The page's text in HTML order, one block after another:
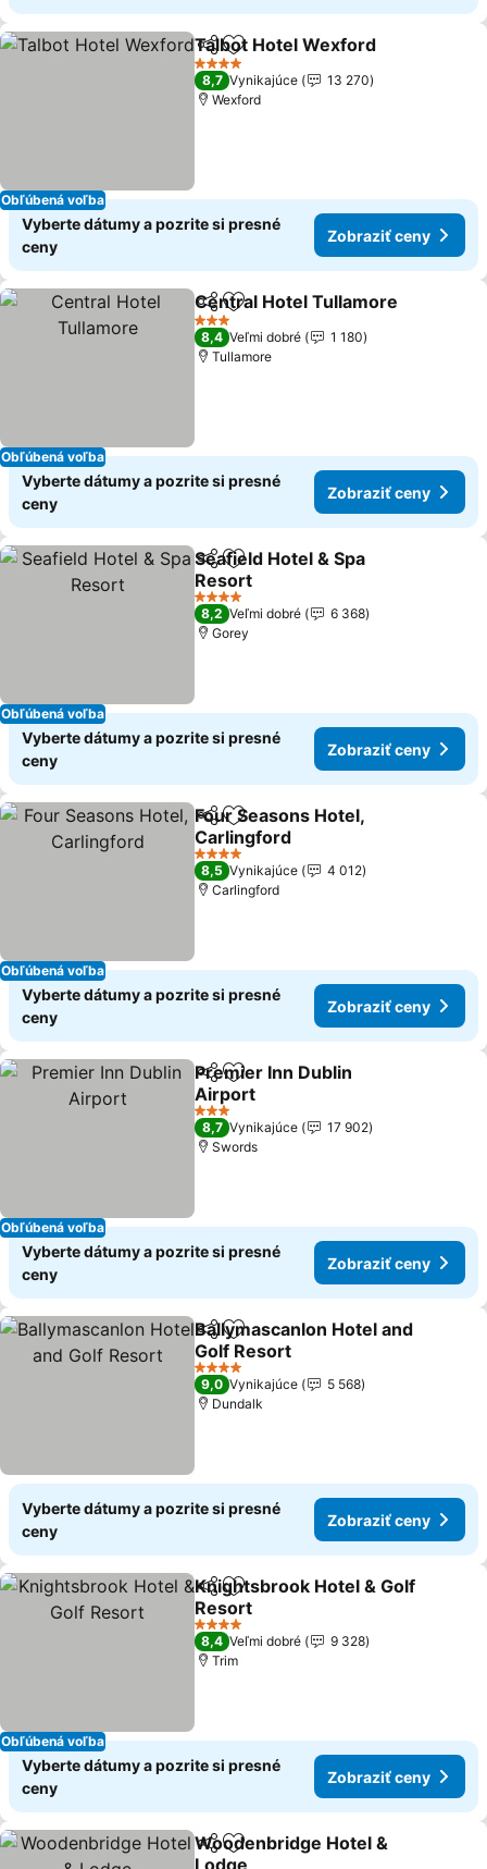
Obľúbená voľba
ZdieľaťPridať do obľúbených
Talbot Hotel Wexford
4 Počet hviezdičiek
8,7 Vynikajúce
13 270
Wexford
Vyberte dátumy a pozrite si presné
ceny
Zobraziť ceny
Obľúbená voľba
ZdieľaťPridať do obľúbených
Central Hotel Tullamore
3 Počet hviezdičiek
8,4 Veľmi dobré
1 180
Tullamore
Vyberte dátumy a pozrite si presné
ceny
Zobraziť ceny
Obľúbená voľba
ZdieľaťPridať do obľúbených
Seafield Hotel & Spa
Resort
Zobraziť ceny
4 Počet hviezdičiek
8,2 Veľmi dobré
6 368
Gorey
Vyberte dátumy a pozrite si presné
ceny
Zobraziť ceny
Obľúbená voľba
ZdieľaťPridať do obľúbených
Four Seasons Hotel,
Carlingford
Zobraziť ceny
4 Počet hviezdičiek
8,5 Vynikajúce
4 012
Carlingford
Vyberte dátumy a pozrite si presné
ceny
Zobraziť ceny
Obľúbená voľba
ZdieľaťPridať do obľúbených
Premier Inn Dublin
Airport
Zobraziť ceny
3 Počet hviezdičiek
8,7 Vynikajúce
17 902
Swords
Vyberte dátumy a pozrite si presné
ceny
Zobraziť ceny
ZdieľaťPridať do obľúbených
Ballymascanlon Hotel and
Golf Resort
Zobraziť ceny
4 Počet hviezdičiek
9,0 Vynikajúce
5 568
Dundalk
Vyberte dátumy a pozrite si presné
ceny
Zobraziť ceny
Obľúbená voľba
ZdieľaťPridať do obľúbených
Knightsbrook Hotel & Golf
Resort
Zobraziť ceny
4 Počet hviezdičiek
8,4 Veľmi dobré
9 328
Trim
Vyberte dátumy a pozrite si presné
ceny
Zobraziť ceny
ZdieľaťPridať do obľúbených
Woodenbridge Hotel &
Lodge